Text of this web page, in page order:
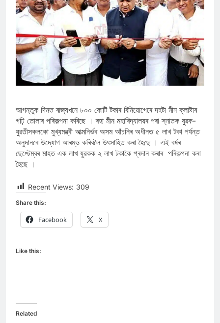
আগন্তুক দিনত ৰাজ্যখনে ৮০০ কোটি টকাৰ বিনিয়োগেৰে দহটা মীন ক্লাষ্টাৰ
গঢ়ি তোলাৰ পৰিকল্পনা কৰিছে । ৰহা মীন মহাবিদ্যালয়ৰ পৰা স্নাতক যুৱক-
যুৱতীসকলকো মুখ্যমন্ত্ৰী আত্মনিৰ্ভৰ অসম আঁচনিৰ অধীনত ৫ লাখ টকা পৰ্যন্ত
অনুদানৰে উদ্যোগ আৰম্ভ কৰিবলৈ উৎসাহিত কৰা হৈছে । এই বৰ্ষৰ
ছেপ্টেম্বৰ মাহত এক লাখ যুৱকক ২ লাখ টকাকৈ প্ৰদান কৰাৰ পৰিকল্পনা কৰা
হৈছে ।
Recent Views: 309
Share this:
Facebook X
Like this:
Related